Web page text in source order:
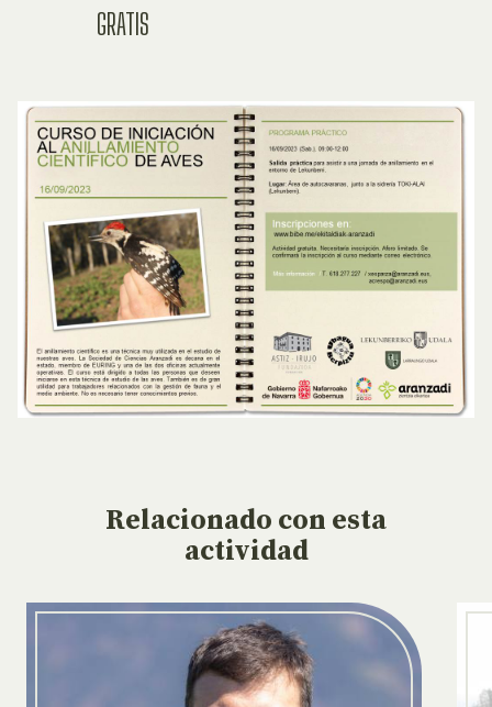
GRATIS
Relacionado con esta
actividad